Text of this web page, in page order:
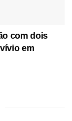
com dois
em